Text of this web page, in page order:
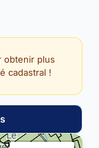
obtenir plus
cadastral !